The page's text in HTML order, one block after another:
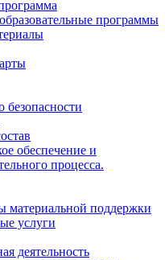
программы
безопасности
обеспечение и
процесса.
поддержки
услуги
деятельность